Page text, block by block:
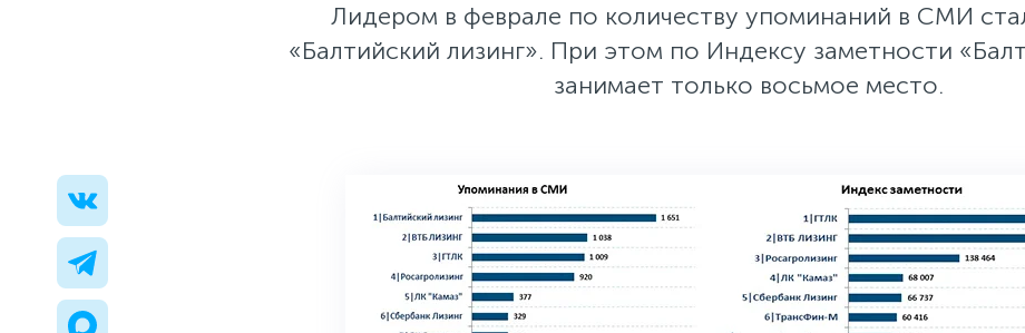
Лидером в феврале по количеству упоминаний в СМИ
«Балтийский лизинг». При этом по Индексу заметности
занимает только восьмое место.